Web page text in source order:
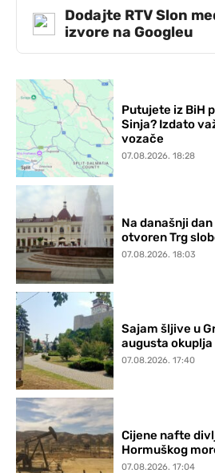
Dodajte RTV Slon
izvore na Googleu
Putujete iz BiH
Sinja? Izdato
vozače
07.08.2026. 18:28
Na današnji
otvoren Trg
07.08.2026. 18:03
Sajam šljive u
augusta okuplja
07.08.2026. 17:40
Cijene nafte
Hormuškog
07.08.2026. 17:04